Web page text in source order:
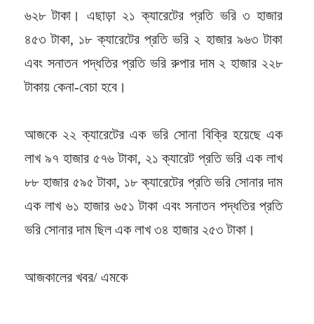
৬২৮ টাকা। এছাড়া ২১ ক্যারেটের প্রতি ভরি ৩ হাজার
৪৫৩ টাকা, ১৮ ক্যারেটের প্রতি ভরি ২ হাজার ৯৬৩ টাকা
এবং সনাতন পদ্ধতির প্রতি ভরি রুপার দাম ২ হাজার ২২৮
টাকায় কেনা-বেচা হবে।
আজকে ২২ ক্যারেটের এক ভরি সোনা বিক্রি হয়েছে এক
লাখ ৯৭ হাজার ৫৭৬ টাকা, ২১ ক্যারেট প্রতি ভরি এক লাখ
৮৮ হাজার ৫৯৫ টাকা, ১৮ ক্যারেটের প্রতি ভরি সোনার দাম
এক লাখ ৬১ হাজার ৬৫১ টাকা এবং সনাতন পদ্ধতির প্রতি
ভরি সোনার দাম ছিল এক লাখ ৩৪ হাজার ২৫৩ টাকা।
আজকালের খবর/ এমকে